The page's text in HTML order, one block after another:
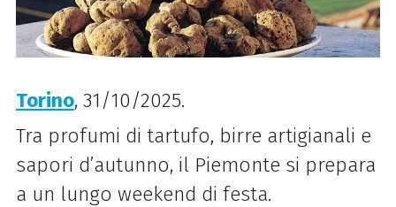
Torino, 31/10/2025.
Tra profumi di tartufo, birre artigianali e
sapori d’autunno, il Piemonte si prepara
a un lungo weekend di festa.